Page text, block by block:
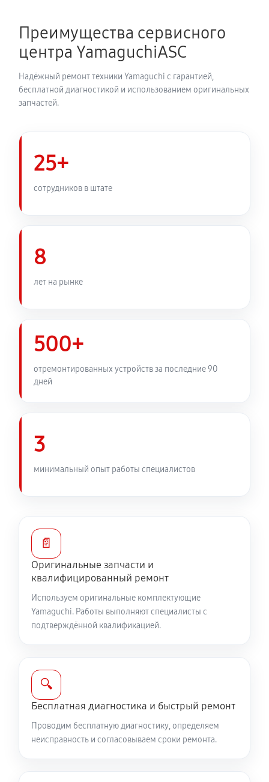
Преимущества сервисного
центра YamaguchiASC
Надёжный ремонт техники Yamaguchi с гарантией,
бесплатной диагностикой и использованием оригинальных
запчастей.
25+
сотрудников в штате
8
лет на рынке
500+
отремонтированных устройств за последние 90
дней
3
минимальный опыт работы специалистов
📄
Оригинальные запчасти и
квалифицированный ремонт
Используем оригинальные комплектующие
Yamaguchi. Работы выполняют специалисты с
подтверждённой квалификацией.
🔍
Бесплатная диагностика и быстрый ремонт
Проводим бесплатную диагностику, определяем
неисправность и согласовываем сроки ремонта.